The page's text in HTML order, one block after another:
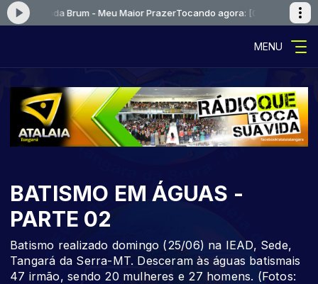
Brum - Meu Maior PrazerTocando agora: [01] Kleber Lucas
MENU
BATISMO EM ÁGUAS -
PARTE 02
Batismo realizado domingo (25/06) na IEAD, Sede,
Tangará da Serra-MT. Desceram às águas batismais
47 irmão, sendo 20 mulheres e 27 homens. (Fotos: